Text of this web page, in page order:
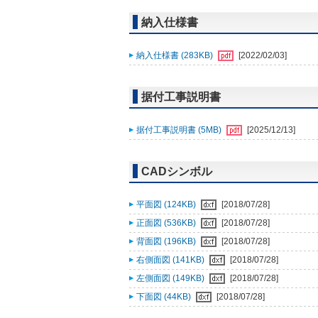
納入仕様書
納入仕様書 (283KB) [2022/02/03]
据付工事説明書
据付工事説明書 (5MB) [2025/12/13]
CADシンボル
平面図 (124KB)
[2018/07/28]
正面図 (536KB)
[2018/07/28]
背面図 (196KB)
[2018/07/28]
右側面図 (141KB)
[2018/07/28]
左側面図 (149KB)
[2018/07/28]
下面図 (44KB)
[2018/07/28]